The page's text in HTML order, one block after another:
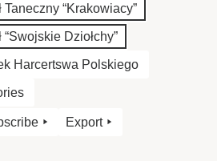
Taneczny “Krakowiacy”
“Swojskie Dziołchy”
Harcertswa Polskiego
Export